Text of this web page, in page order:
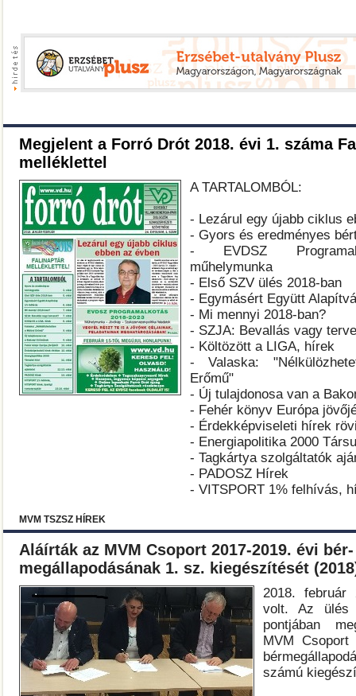
Megjelent a Forró Drót 2018. évi 1. száma
melléklettel
A TARTALOMBÓL:
- Lezárul egy újabb ciklus
- Gyors és eredményes
- EVDSZ
műhelymunka
- Első SZV ülés 2018-ban
- Egymásért Együtt
- Mi mennyi 2018-ban?
- SZJA: Bevallás vagy
- Költözött a LIGA, hírek
- Valaska:
Erőmű"
- Új tulajdonosa van a
- Fehér könyv Európa
- Érdekképviseleti hírek
- Energiapolitika 2000
- Tagkártya szolgáltatók
- PADOSZ Hírek
- VITSPORT 1% felhívás,
MVM TSZSZ HÍREK
Aláírták az MVM Csoport 2017-2019. évi
megállapodásának 1. sz. kiegészítését
2018. február
volt. Az ülés
pontjában
MVM Csoport
számú